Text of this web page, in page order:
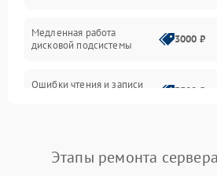
Контроллеры и интерфейсы
Виртуализация и сервисы
Программные сбои
Медленная работа
дисковой подсистемы
3000 ₽
Ошибки чтения и записи
3500 ₽
Этапы ремонта